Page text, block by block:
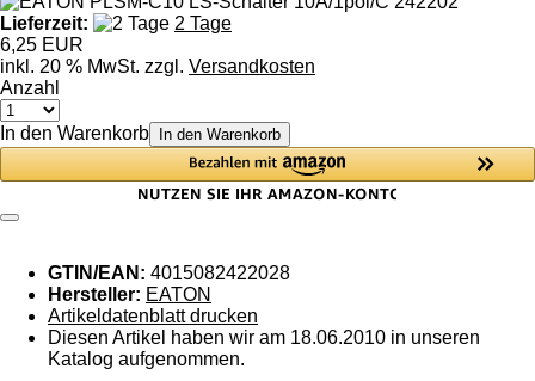
Lieferzeit:
2 Tage
6,25 EUR
inkl. 20 % MwSt. zzgl. Versandkosten
Anzahl
In den Warenkorb In den Warenkorb
GTIN/EAN: 4015082422028
Hersteller: EATON
Artikeldatenblatt drucken
Diesen Artikel haben wir am 18.06.2010 in unseren
Katalog aufgenommen.